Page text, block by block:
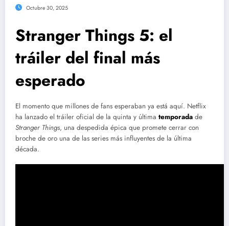
Octubre 30, 2025
Stranger Things 5: el
tráiler del final más
esperado
El momento que millones de fans esperaban ya está aquí. Netflix
ha lanzado el tráiler oficial de la quinta y última temporada de
Stranger Things, una despedida épica que promete cerrar con
broche de oro una de las series más influyentes de la última
década.